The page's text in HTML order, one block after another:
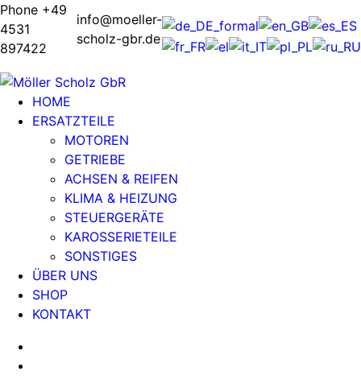
Phone +49
4531
897422
info@moeller-
scholz-gbr.de
HOME
ERSATZTEILE
MOTOREN
GETRIEBE
ACHSEN & REIFEN
KLIMA & HEIZUNG
STEUERGERÄTE
KAROSSERIETEILE
SONSTIGES
ÜBER UNS
SHOP
KONTAKT